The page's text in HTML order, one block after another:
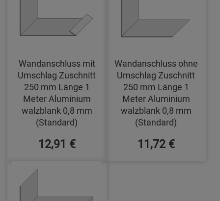
Wandanschluss mit
Umschlag Zuschnitt
250 mm Länge 1
Meter Aluminium
walzblank 0,8 mm
(Standard)
12,91 €
Wandanschluss ohne
Umschlag Zuschnitt
250 mm Länge 1
Meter Aluminium
walzblank 0,8 mm
(Standard)
11,72 €